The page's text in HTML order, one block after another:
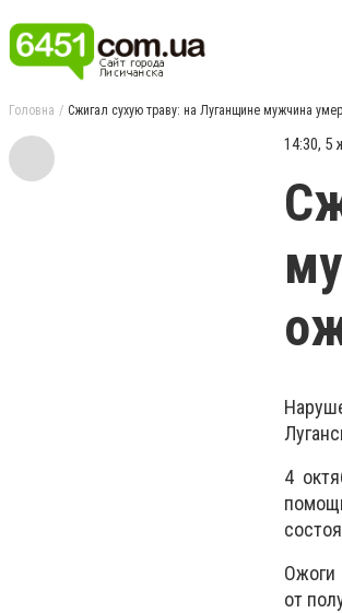
Головна Сжигал сухую траву: на Луганщине мужчина
14:30, 5
4
Ожоги
от